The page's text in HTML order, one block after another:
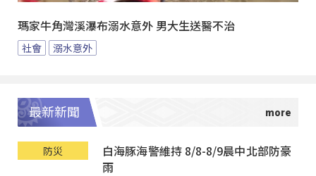
瑪家牛角灣溪瀑布溺水意外 男大生送醫不治
社會 溺水意外
最新新聞
防災
白海豚海警維持 8/8-8/9晨中北部防豪
雨